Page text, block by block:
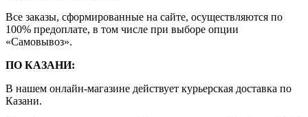
Все заказы, сформированные на сайте, осуществляются по
100% предоплате, в том числе при выборе опции
«Самовывоз».
ПО КАЗАНИ:
В нашем онлайн-магазине действует курьерская доставка по
Казани.